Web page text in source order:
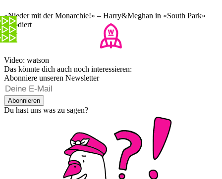
«Nieder mit der Monarchie!» – Harry&Meghan in «South Park»
parodiert
Video: watson
Das könnte dich auch noch interessieren:
Abonniere unseren Newsletter
Abonnieren
Du hast uns was zu sagen?